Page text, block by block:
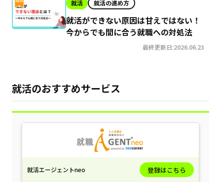
就活 就活の進め方
就活ができない原因は甘えではない！
今からでも間に合う就職への対処法
最終更新日:2026.06.23
就活のおすすめサービス
就活エージェントneo 登録はこちら